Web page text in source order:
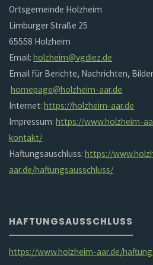
Ortsgemeinde Holzheim
Limburger Straße 25
65558 Holzheim
Email:holzheim@vgdiez.de
Email für Berichte, Nachrichten,
homepage@holzheim-aar.de
Internet:https://holzheim-aar.de
Impressum:https://www.holzheim-
kontakt/
Haftungsauschluss:https://
aar.de/haftungsausschluss/
HAFTUNGSAUSSCHLUSS
https://www.holzheim-aar.de/